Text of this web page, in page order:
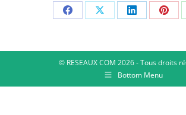
© RESEAUX COM 2026 - Tous droits
Bottom Menu